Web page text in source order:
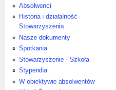
Absolwenci
Historia i działalność
Stowarzyszenia
Nasze dokumenty
Spotkania
Stowarzyszenie - Szkoła
Stypendia
W obiektywie absolwentów